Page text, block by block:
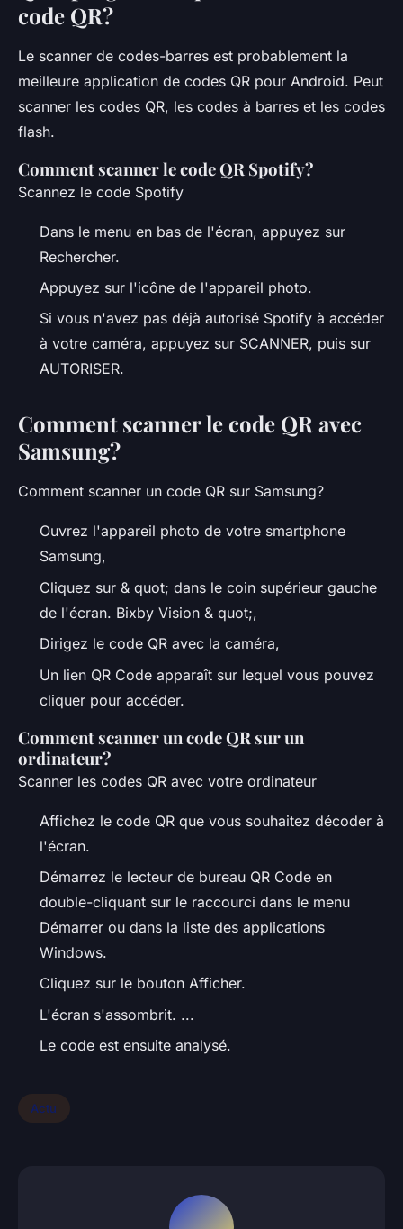
code QR?
Le scanner de codes-barres est probablement la
meilleure application de codes QR pour Android. Peut
scanner les codes QR, les codes à barres et les codes
flash.
Comment scanner le code QR Spotify?
Scannez le code Spotify
Dans le menu en bas de l'écran, appuyez sur
Rechercher.
Appuyez sur l'icône de l'appareil photo.
Si vous n'avez pas déjà autorisé Spotify à accéder
à votre caméra, appuyez sur SCANNER, puis sur
AUTORISER.
Comment scanner le code QR avec
Samsung?
Comment scanner un code QR sur Samsung?
Ouvrez l'appareil photo de votre smartphone
Samsung,
Cliquez sur & quot; dans le coin supérieur gauche
de l'écran. Bixby Vision & quot;,
Dirigez le code QR avec la caméra,
Un lien QR Code apparaît sur lequel vous pouvez
cliquer pour accéder.
Comment scanner un code QR sur un
ordinateur?
Scanner les codes QR avec votre ordinateur
Affichez le code QR que vous souhaitez décoder à
l'écran.
Démarrez le lecteur de bureau QR Code en
double-cliquant sur le raccourci dans le menu
Démarrer ou dans la liste des applications
Windows.
Cliquez sur le bouton Afficher.
L'écran s'assombrit. ...
Le code est ensuite analysé.
Actu